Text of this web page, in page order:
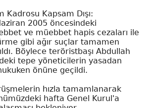
Kadrosu Kapsam Dışı:
2005 öncesindeki
ve müebbet hapis cezaları ile
gibi ağır suçlar tamamen
Böylece teröristbaşı Abdullah
tepe yöneticilerin yasadan
önüne geçildi.
hızla tamamlanarak
hafta Genel Kurul'a